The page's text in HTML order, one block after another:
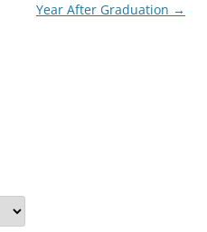
Year After Graduation →